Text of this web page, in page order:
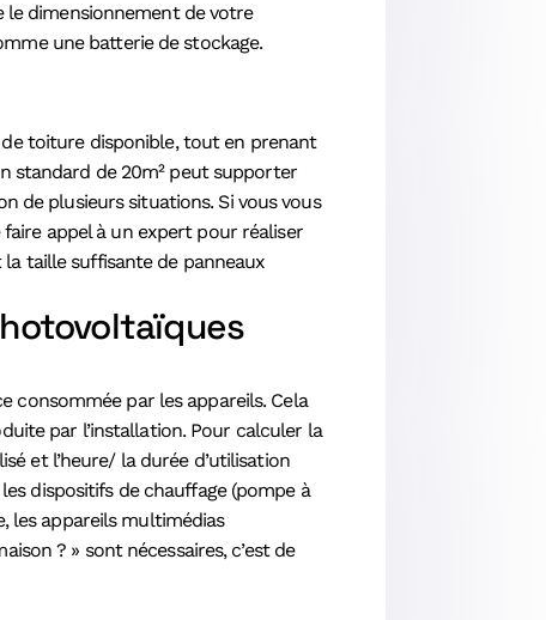
le dimensionnement de votre
une batterie de stockage.
de toiture disponible, tout en prenant
standard de 20m² peut supporter
de plusieurs situations. Si vous vous
appel à un expert pour réaliser
taille suffisante de panneaux
consommée par les appareils. Cela
par l’installation. Pour calculer la
et l’heure/ la durée d’utilisation
dispositifs de chauffage (pompe à
les appareils multimédias
? » sont nécessaires, c’est de